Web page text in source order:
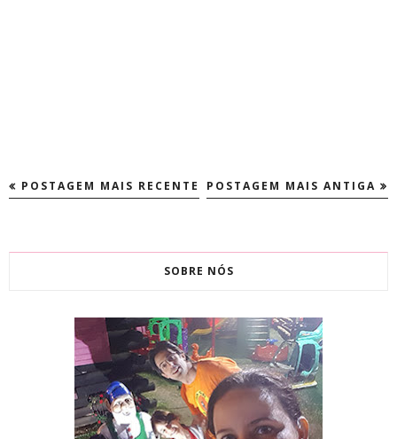
POSTAGEM MAIS RECENTE POSTAGEM MAIS ANTIGA
SOBRE NÓS